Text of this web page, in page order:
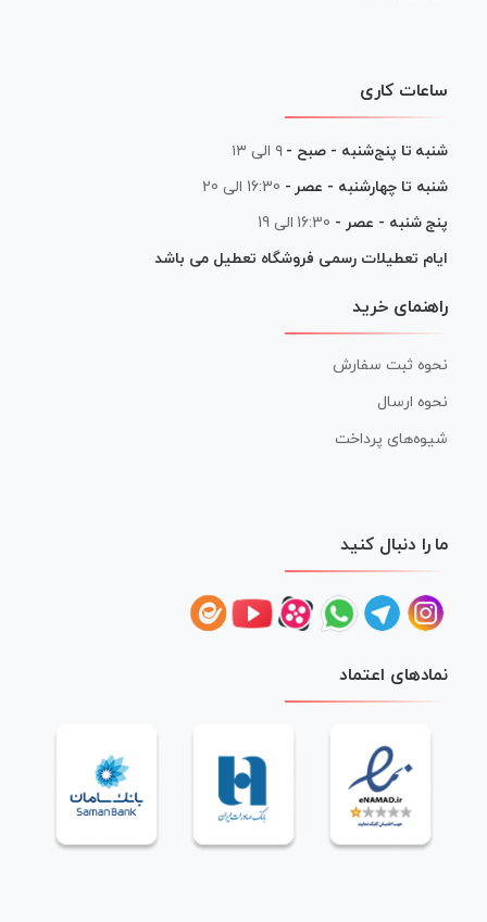
ساعات کاری
شنبه تا پنج‌شنبه - صبح - ۹ الی ۱۳
شنبه تا چهارشنبه - عصر - 16:30 الی 20
پنج شنبه - عصر - 16:30 الی 19
ایام تعطیلات رسمی فروشگاه تعطیل می باشد
راهنمای خرید
نحوه ثبت سفارش
نحوه ارسال
شیوه‌های پرداخت
ما را دنبال کنید
نمادهای اعتماد